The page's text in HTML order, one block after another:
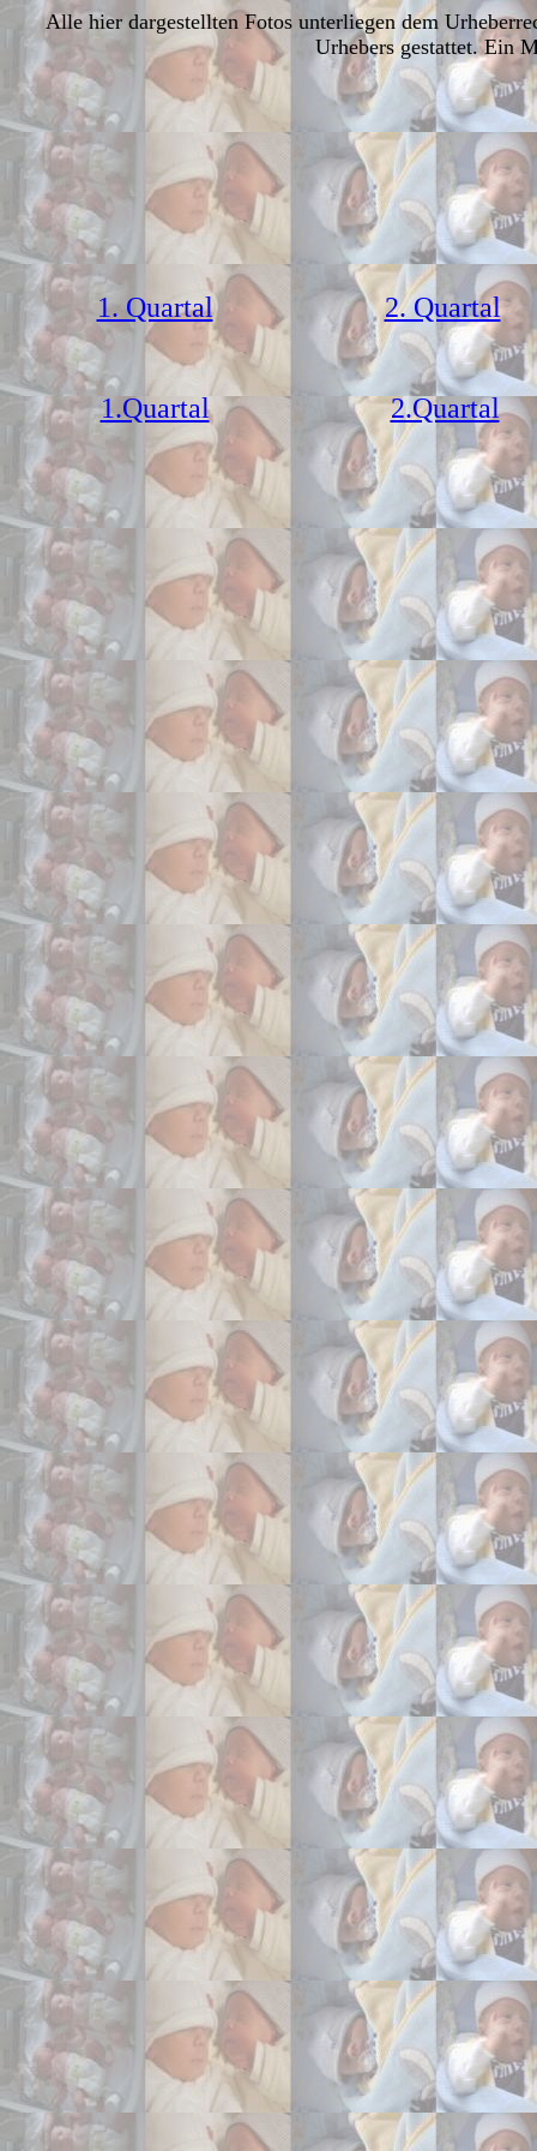
Alle hier dargestellten Fotos unterliegen dem
Urhebers gestattet. Ein
1. Quartal 2. Quartal
1.Quartal 2.Quartal